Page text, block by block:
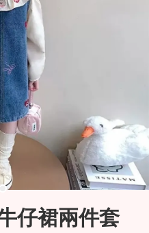
仔裙兩件套